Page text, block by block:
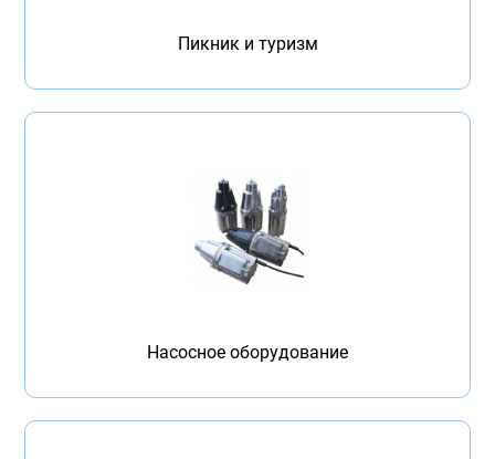
Пикник и туризм
Насосное оборудование